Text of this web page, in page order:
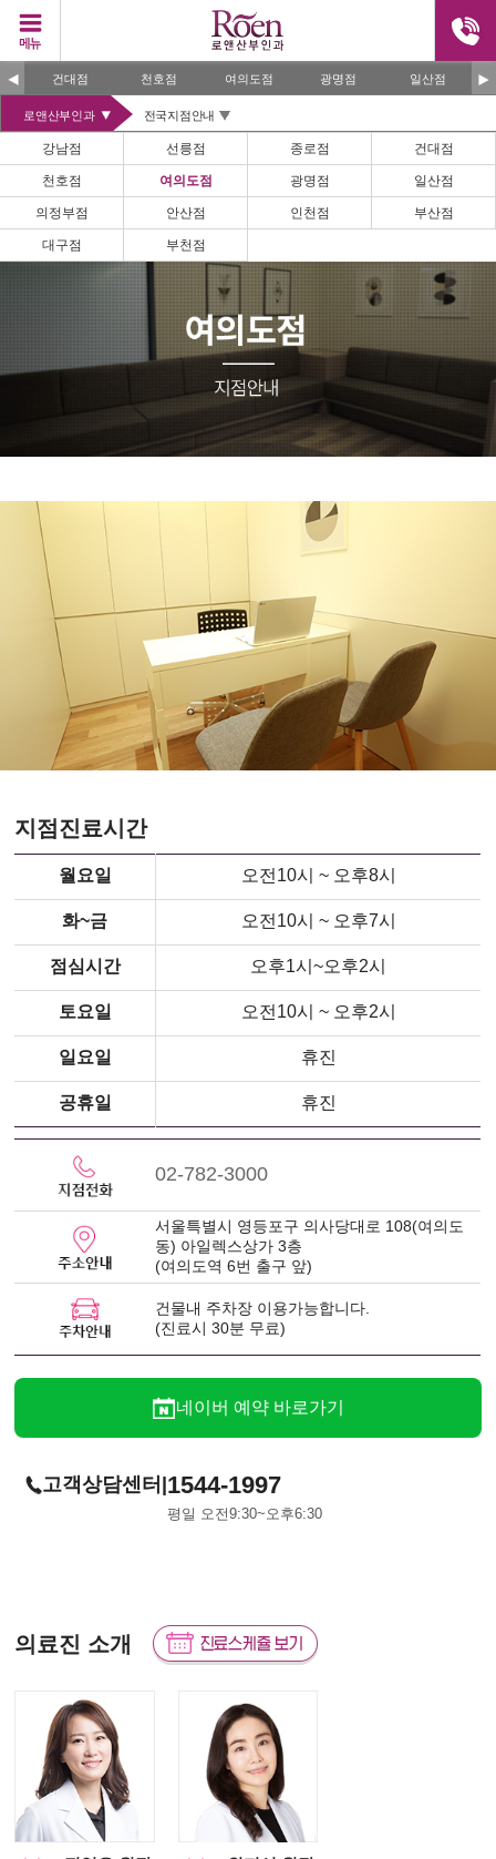
건대점 천호점 여의도점 광명점 일산점
로앤산부인과 전국지점안내
강남점 선릉점 종로점 건대점
천호점 여의도점 광명점 일산점
의정부점 안산점 인천점 부산점
대구점 부천점
지점진료시간
월요일 오전10시 ~ 오후8시
화~금 오전10시 ~ 오후7시
점심시간 오후1시~오후2시
토요일 오전10시 ~ 오후2시
일요일 휴진
공휴일 휴진
02-782-3000
서울특별시 영등포구 의사당대로 108(여의도
동) 아일렉스상가 3층
(여의도역 6번 출구 앞)
건물내 주차장 이용가능합니다.
(진료시 30분 무료)
네이버 예약 바로가기
고객상담센터 |1544-1997
평일 오전9:30~오후6:30
의료진 소개